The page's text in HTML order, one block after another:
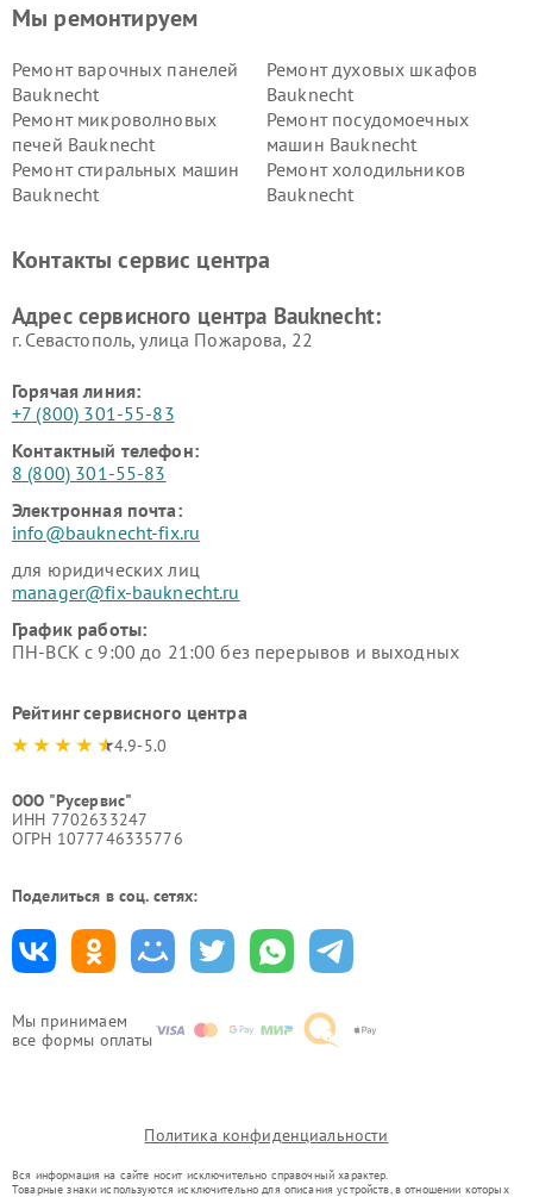
Мы принимаем
все формы оплаты
Мы ремонтируем
Ремонт варочных панелей
Bauknecht
Ремонт духовых шкафов
Bauknecht
Ремонт микроволновых
печей Bauknecht
Ремонт посудомоечных
машин Bauknecht
Ремонт стиральных машин
Bauknecht
Ремонт холодильников
Bauknecht
Контакты сервис центра
Адрес сервисного центра Bauknecht:
г. Севастополь, улица Пожарова, 22
Горячая линия:
+7 (800) 301-55-83
Контактный телефон:
8 (800) 301-55-83
Электронная почта:
info@bauknecht-fix.ru
для юридических лиц
manager@fix-bauknecht.ru
График работы:
ПН-ВСК с 9:00 до 21:00 без перерывов и выходных
Рейтинг сервисного центра
4.9-5.0
ООО "Русервис"
ИНН 7702633247
ОГРН 1077746335776
Поделиться в соц. сетях:
Политика конфиденциальности
Вся информация на сайте носит исключительно справочный характер.
Товарные знаки используются исключительно для описания устройств, в отношении которых